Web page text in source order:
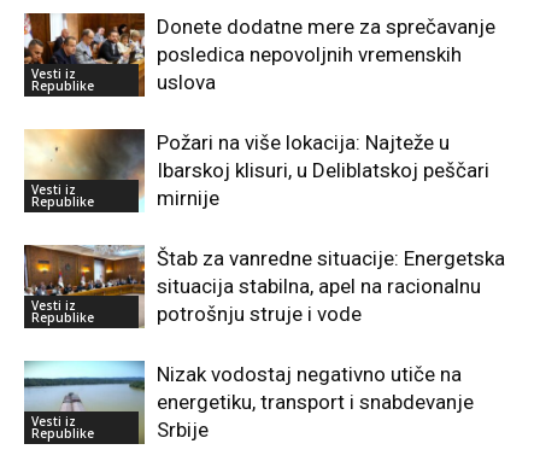
Vesti iz
Republike
Donete dodatne mere za sprečavanje
posledica nepovoljnih vremenskih
uslova
Vesti iz
Republike
Požari na više lokacija: Najteže u
Ibarskoj klisuri, u Deliblatskoj peščari
mirnije
Vesti iz
Republike
Štab za vanredne situacije: Energetska
situacija stabilna, apel na racionalnu
potrošnju struje i vode
Vesti iz
Republike
Nizak vodostaj negativno utiče na
energetiku, transport i snabdevanje
Srbije